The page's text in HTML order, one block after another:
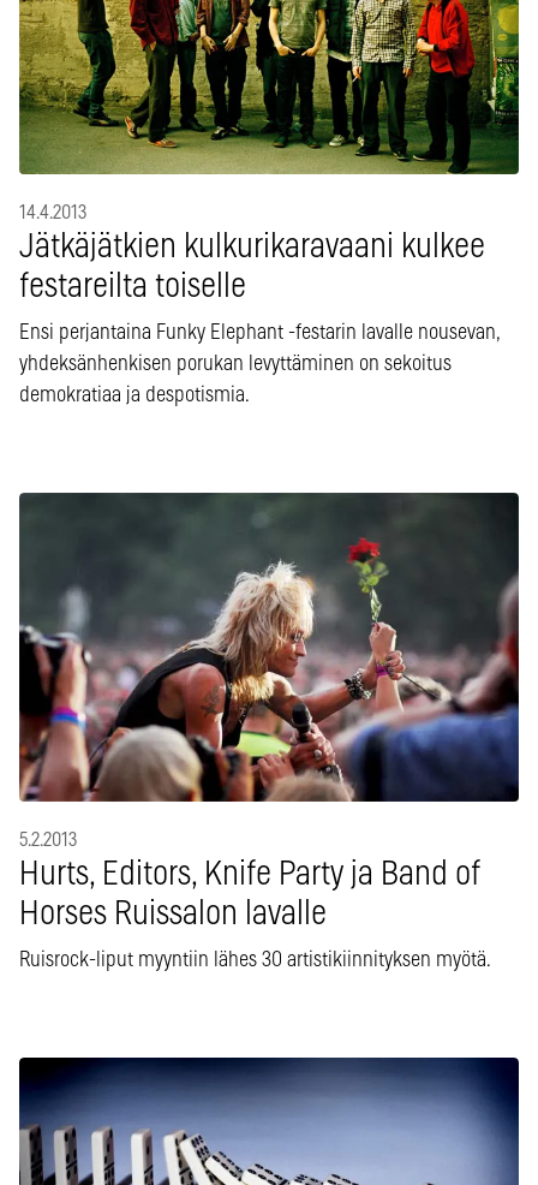
14.4.2013
Jätkäjätkien kulkurikaravaani kulkee
festareilta toiselle
Ensi perjantaina Funky Elephant -festarin lavalle nousevan,
yhdeksänhenkisen porukan levyttäminen on sekoitus
demokratiaa ja despotismia.
5.2.2013
Hurts, Editors, Knife Party ja Band of
Horses Ruissalon lavalle
Ruisrock-liput myyntiin lähes 30 artistikiinnityksen myötä.